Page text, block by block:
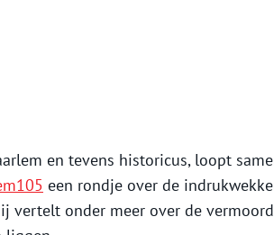
en tevens historicus, loopt
een rondje over de
vertelt onder meer over de